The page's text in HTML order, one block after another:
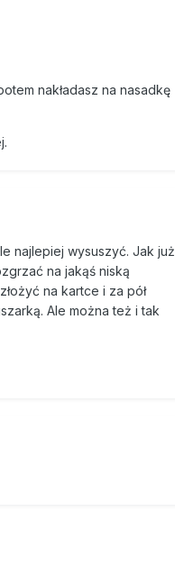
nakładasz na nasadkę
najlepiej wysuszyć. Jak już
na jakąś niską
na kartce i za pół
Ale można też i tak